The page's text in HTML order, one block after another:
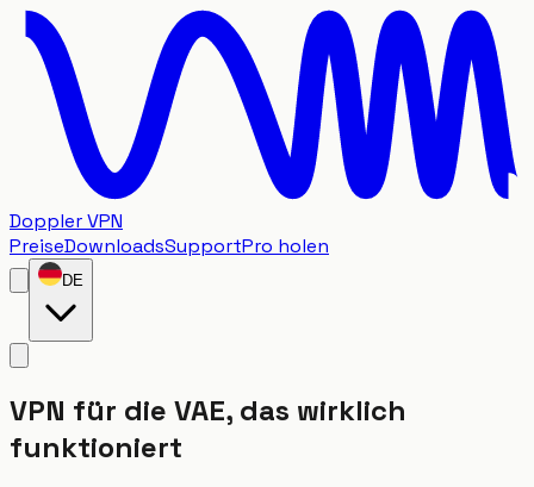
Doppler VPN
PreiseDownloadsSupportPro holen
DE
VPN für die VAE, das wirklich
funktioniert